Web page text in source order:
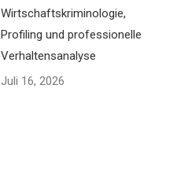
Wirtschaftskriminologie,
Profiling und professionelle
Verhaltensanalyse
Juli 16, 2026